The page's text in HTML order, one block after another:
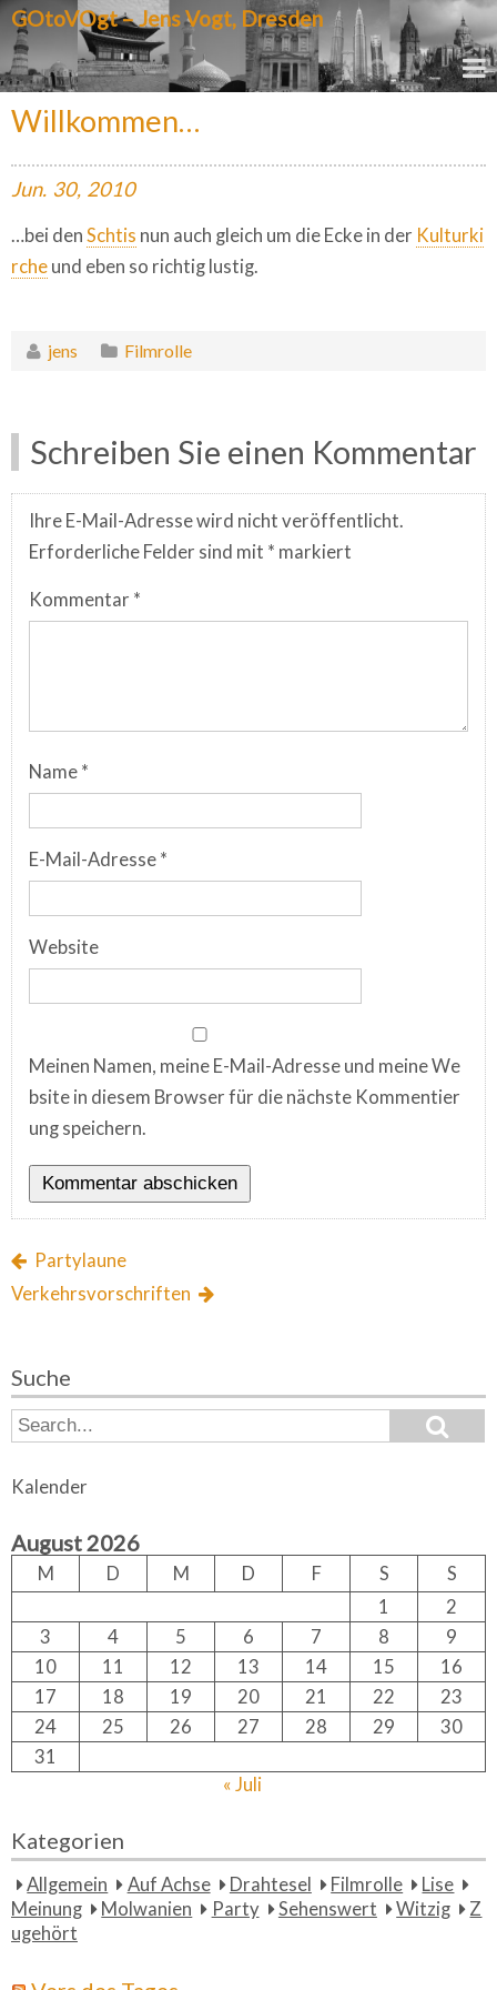
GOtoVOgt – Jens Vogt, Dresden
Willkommen…
Jun. 30, 2010
…bei den Schtis nun auch gleich um die Ecke in der Kulturki
rche und eben so richtig lustig.
jens Filmrolle
Schreiben Sie einen Kommentar
Ihre E-Mail-Adresse wird nicht veröffentlicht.
Erforderliche Felder sind mit * markiert
Kommentar *
Name *
E-Mail-Adresse *
Website
Meinen Namen, meine E-Mail-Adresse und meine We
bsite in diesem Browser für die nächste Kommentier
ung speichern.
Partylaune
Verkehrsvorschriften
Suche
S
e
r
h
o
r:
e
Kalender
August 2026
M D M D F S
S
1
2
3
4 5 6 7 8
9
10
11 12 13 14 15
16
17
18 19 20 21 22
23
24
25 26 27 28 29
30
31
« Juli
Kategorien
Allgemein Auf Achse Drahtesel Filmrolle
Lise
Meinung
Molwanien Party Sehenswert Witzig
Z
ugehört